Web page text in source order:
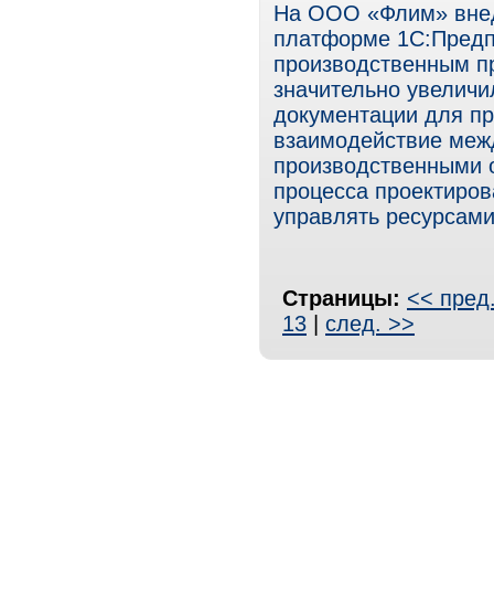
На ООО «Флим»
платформе
производственным
значительно
документации для
взаимодействие
производственными
процесса
управлять
Страницы: <<
13
след. >>